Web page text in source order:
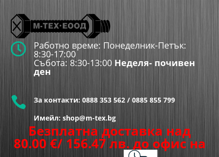
 Работно време: Понеделник-Петък:
8:30-17:00
Събота: 8:30-13:00 Неделя- почивен
ден
 За контакти: 0888 353 562 / 0885 855 799
Имейл: shop@m-tex.bg
Безплатна доставка над
80.00 €/ 156.47 лв. до офис на